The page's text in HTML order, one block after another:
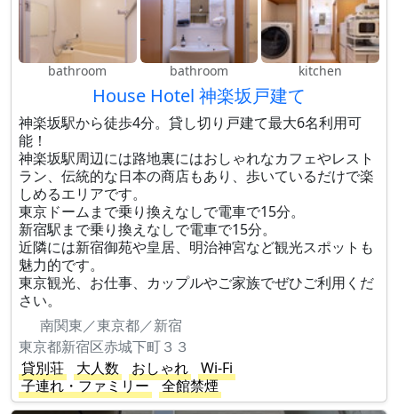
bathroom bathroom kitchen
House Hotel 神楽坂戸建て
神楽坂駅から徒歩4分。貸し切り戸建て最大6名利用可
能！
神楽坂駅周辺には路地裏にはおしゃれなカフェやレスト
ラン、伝統的な日本の商店もあり、歩いているだけで楽
しめるエリアです。
東京ドームまで乗り換えなしで電車で15分。
新宿駅まで乗り換えなしで電車で15分。
近隣には新宿御苑や皇居、明治神宮など観光スポットも
魅力的です。
東京観光、お仕事、カップルやご家族でぜひご利用くだ
さい。
南関東／東京都／新宿
東京都新宿区赤城下町３３
貸別荘
大人数 おしゃれ
Wi-Fi
子連れ・ファミリー
全館禁煙